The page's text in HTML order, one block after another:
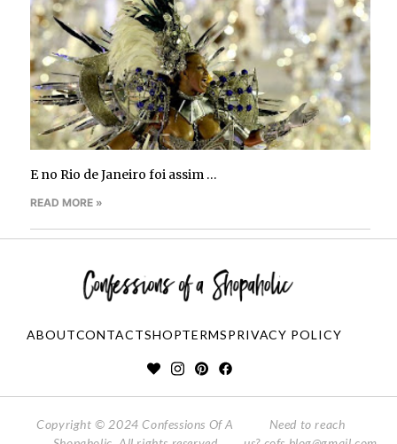
E no Rio de Janeiro foi assim …
READ MORE »
ABOUTCONTACTSHOPTERMSPRIVACY POLICY
Copyright © 2024 Confessions Of A
Need to reach